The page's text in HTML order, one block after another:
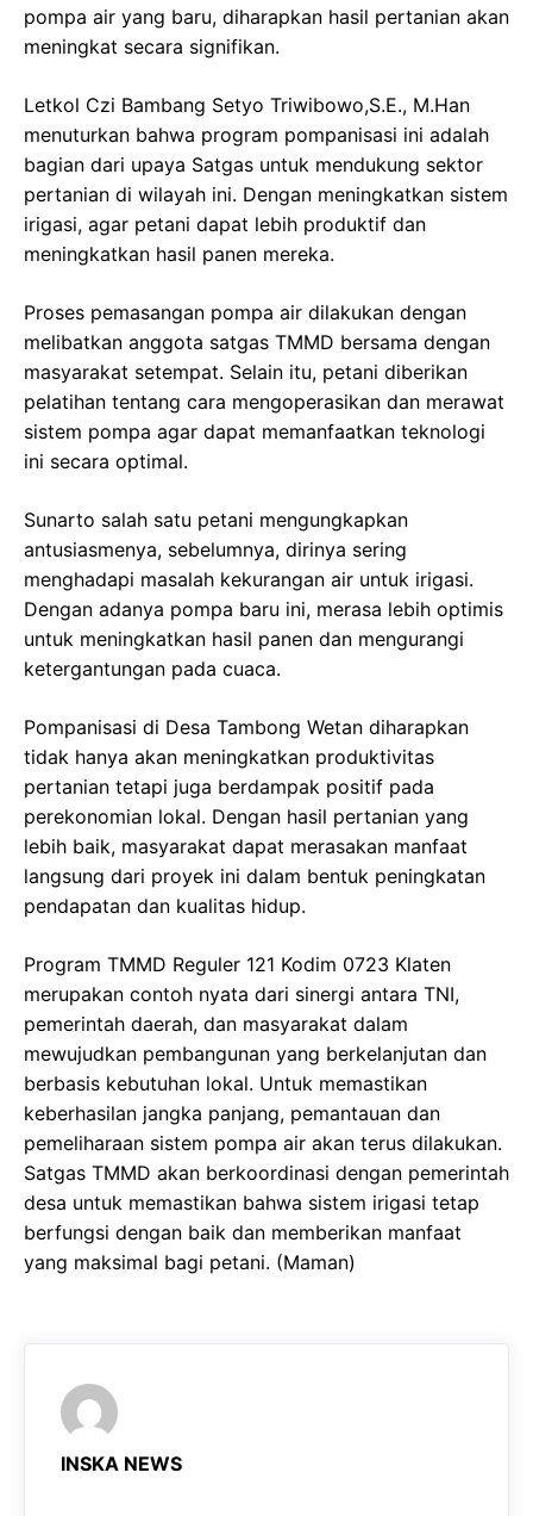
pompa air yang baru, diharapkan hasil pertanian akan
meningkat secara signifikan.
Letkol Czi Bambang Setyo Triwibowo,S.E., M.Han
menuturkan bahwa program pompanisasi ini adalah
bagian dari upaya Satgas untuk mendukung sektor
pertanian di wilayah ini. Dengan meningkatkan sistem
irigasi, agar petani dapat lebih produktif dan
meningkatkan hasil panen mereka.
Proses pemasangan pompa air dilakukan dengan
melibatkan anggota satgas TMMD bersama dengan
masyarakat setempat. Selain itu, petani diberikan
pelatihan tentang cara mengoperasikan dan merawat
sistem pompa agar dapat memanfaatkan teknologi
ini secara optimal.
Sunarto salah satu petani mengungkapkan
antusiasmenya, sebelumnya, dirinya sering
menghadapi masalah kekurangan air untuk irigasi.
Dengan adanya pompa baru ini, merasa lebih optimis
untuk meningkatkan hasil panen dan mengurangi
ketergantungan pada cuaca.
Pompanisasi di Desa Tambong Wetan diharapkan
tidak hanya akan meningkatkan produktivitas
pertanian tetapi juga berdampak positif pada
perekonomian lokal. Dengan hasil pertanian yang
lebih baik, masyarakat dapat merasakan manfaat
langsung dari proyek ini dalam bentuk peningkatan
pendapatan dan kualitas hidup.
Program TMMD Reguler 121 Kodim 0723 Klaten
merupakan contoh nyata dari sinergi antara TNI,
pemerintah daerah, dan masyarakat dalam
mewujudkan pembangunan yang berkelanjutan dan
berbasis kebutuhan lokal. Untuk memastikan
keberhasilan jangka panjang, pemantauan dan
pemeliharaan sistem pompa air akan terus dilakukan.
Satgas TMMD akan berkoordinasi dengan pemerintah
desa untuk memastikan bahwa sistem irigasi tetap
berfungsi dengan baik dan memberikan manfaat
yang maksimal bagi petani. (Maman)
INSKA NEWS